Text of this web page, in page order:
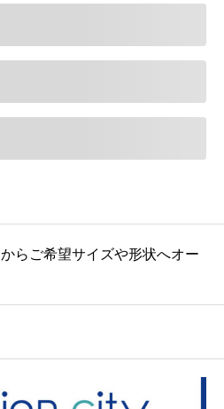
らご希望サイズや形状へオー